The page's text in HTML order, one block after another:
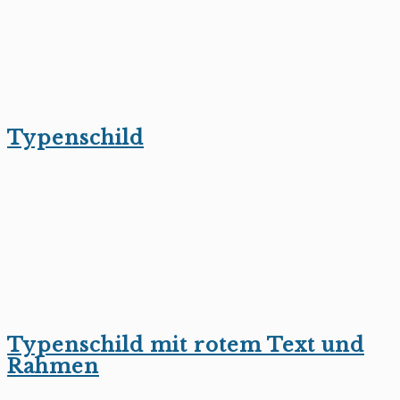
Typenschild
Typenschild mit rotem Text und
Rahmen